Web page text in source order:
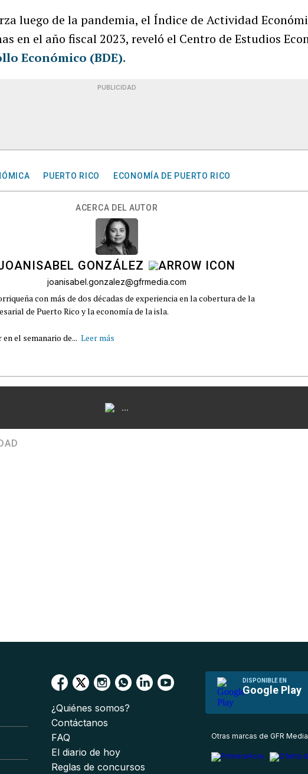
luego de la pandemia, el Índice de Actividad
en el año fiscal 2023, reveló el Centro de Estudios
Económico (BDE).
PUBLICIDAD
PUERTO RICO ECONOMÍA DE PUERTO RICO
ACERCA DEL AUTOR
GONZÁLEZ
joanisabel.gonzalez@gfrmedia.com
con más de dos décadas de experiencia en la cobertura de la
de Puerto Rico y la economía de la isla.
el semanario de... Leer más
...
DISPONIBLE EN
Google Play
¿Quiénes somos?
Contáctanos
FAQ
El diario de hoy
Reglas de concursos
Otras marcas de GFR Media